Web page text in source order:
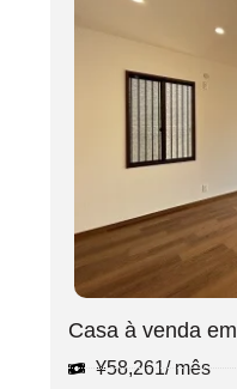
Casa à venda
¥58,261/ mês